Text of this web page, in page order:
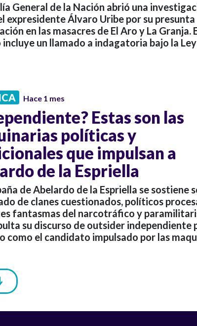
General de la Nación abrió una
expresidente Álvaro Uribe por su presunta
en las masacres de El Aro y La Granja.
incluye un llamado a indagatoria bajo la
Hace 1 mes
Estas son las
políticas y
que impulsan a
de la Espriella
de Abelardo de la Espriella se sostiene
de clanes cuestionados, políticos
fantasmas del narcotráfico y
su discurso de outsider independiente
como el candidato impulsado por las